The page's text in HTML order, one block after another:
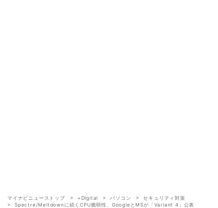
マイナビニューストップ +Digital パソコン
セキュリティ対策
Spectre/Meltdownに続くCPU脆弱性、GoogleとMSが「Variant 4」公表